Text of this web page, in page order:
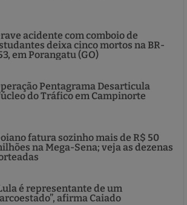
acidente com comboio de
deixa cinco mortos na BR-
em Porangatu (GO)
Pentagrama Desarticula
do Tráfico em Campinorte
fatura sozinho mais de R$ 50
na Mega-Sena; veja as dezenas
é representante de um
afirma Caiado